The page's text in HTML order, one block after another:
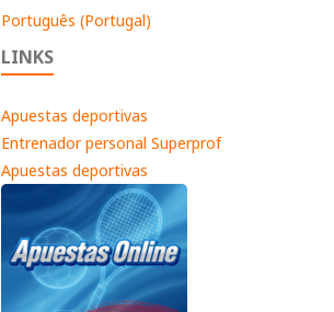
Português (Portugal)
LINKS
Apuestas deportivas
Entrenador personal Superprof
Apuestas deportivas